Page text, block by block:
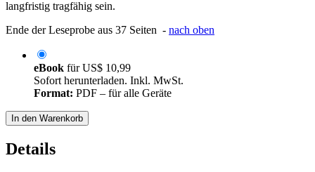
langfristig tragfähig sein.
Ende der Leseprobe aus 37 Seiten - nach oben
eBook fürUS$ 10,99
Sofort herunterladen. Inkl. MwSt.
Format: PDF – für alle Geräte
In den Warenkorb
Details